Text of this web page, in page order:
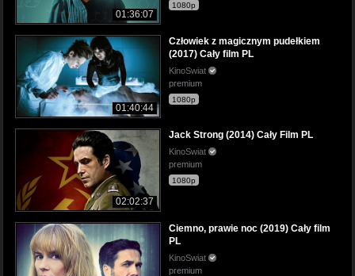
01:36:07
1080p
01:40:44
Człowiek z magicznym pudełkiem
(2017) Cały film PL
KinoSwiat
premium
1080p
02:02:37
Jack Strong (2014) Cały Film PL
KinoSwiat
premium
1080p
Ciemno, prawie noc (2019) Cały film
PL
KinoSwiat
premium